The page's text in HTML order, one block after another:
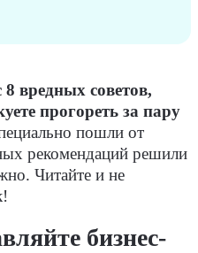
вредных советов,
прогореть за пару
пошли от
рекомендаций решили
Читайте и не
бизнес-